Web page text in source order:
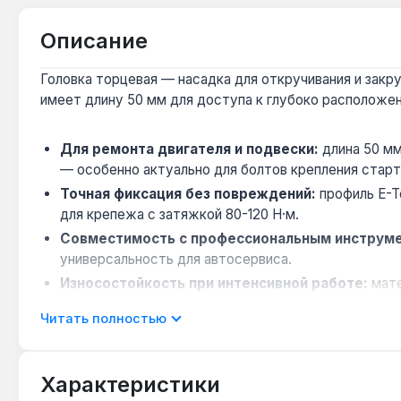
Описание
Головка торцевая — насадка для откручивания и
имеет длину 50 мм для доступа к глубоко
Для ремонта двигателя и подвески: длина 50
— особенно актуально для болтов крепления
Точная фиксация без повреждений: профиль E-
для крепежа с затяжкой 80-120 Н·м.
Совместимость с профессиональным
универсальность для автосервиса.
Износостойкость при интенсивной работе:
Производство — Тайвань:
Головка предназначена для автослесарей и
системы и двигателя. Длина 50 мм обеспечивает
Читать полностью
Характеристики